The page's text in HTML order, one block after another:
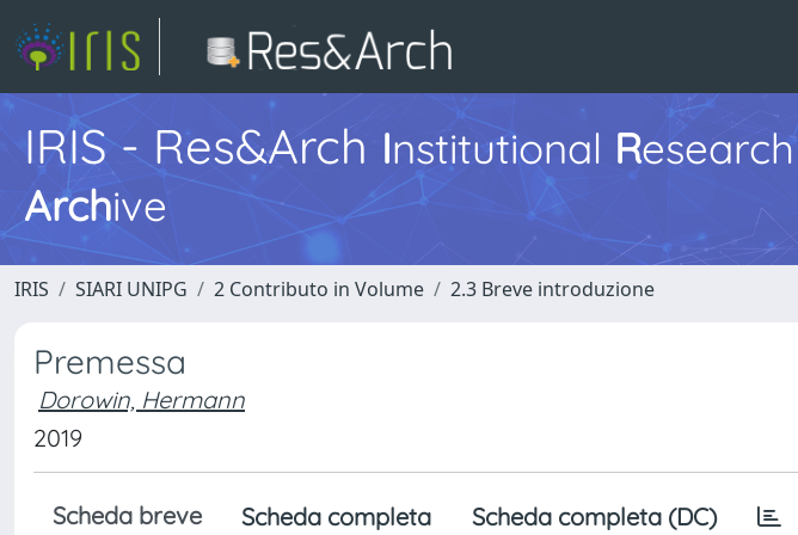
IRIS - Res&Arch Institutional Research
Archive
IRIS SIARI UNIPG 2 Contributo in Volume 2.3 Breve introduzione
Premessa
Dorowin, Hermann
2019
Scheda breve Scheda completa Scheda completa (DC)